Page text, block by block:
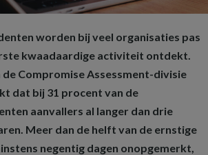
worden bij veel organisaties pas
kwaadaardige activiteit ontdekt.
Compromise Assessment-divisie
dat bij 31 procent van de
aanvallers al langer dan drie
Meer dan de helft van de ernstige
negentig dagen onopgemerkt,